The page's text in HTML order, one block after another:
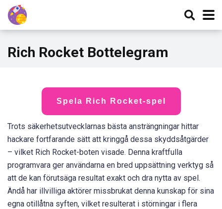
Rich Rocket Bottelegram
Spela Rich Rocket-spel
Trots säkerhetsutvecklarnas bästa ansträngningar hittar
hackare fortfarande sätt att kringgå dessa skyddsåtgärder
– vilket Rich Rocket-boten visade. Denna kraftfulla
programvara ger användarna en bred uppsättning verktyg så
att de kan förutsäga resultat exakt och dra nytta av spel.
Ändå har illvilliga aktörer missbrukat denna kunskap för sina
egna otillåtna syften, vilket resulterat i störningar i flera